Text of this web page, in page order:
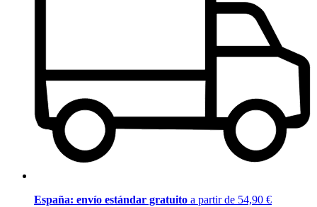
España: envío estándar gratuito a partir de 54,90 €